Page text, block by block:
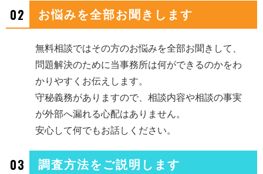
02 お悩みを全部お聞きします
無料相談ではその方のお悩みを全部お聞きして、
問題解決のために当事務所は何ができるのかをわ
かりやすくお伝えします。
守秘義務がありますので、相談内容や相談の事実
が外部へ漏れる心配はありません。
安心して何でもお話しください。
03 調査方法をご説明します